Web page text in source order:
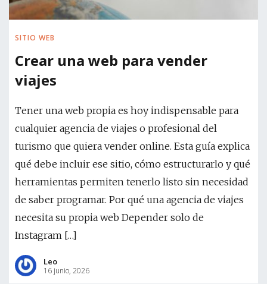
SITIO WEB
Crear una web para vender
viajes
Tener una web propia es hoy indispensable para
cualquier agencia de viajes o profesional del
turismo que quiera vender online. Esta guía explica
qué debe incluir ese sitio, cómo estructurarlo y qué
herramientas permiten tenerlo listo sin necesidad
de saber programar. Por qué una agencia de viajes
necesita su propia web Depender solo de
Instagram […]
Leo
16 junio, 2026